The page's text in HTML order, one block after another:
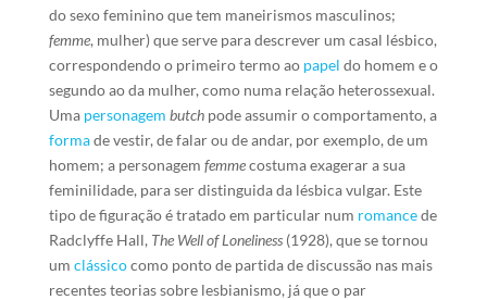
do sexo feminino que tem maneirismos masculinos;
femme, mulher) que serve para descrever um casal lésbico,
correspondendo o primeiro termo ao papel do homem e o
segundo ao da mulher, como numa relação heterossexual.
Uma personagem butchpode assumir o comportamento, a
formade vestir, de falar ou de andar, por exemplo, de um
homem; a personagem femmecostuma exagerar a sua
feminilidade, para ser distinguida da lésbica vulgar. Este
tipo de figuração é tratado em particular num romancede
Radclyffe Hall, The Well of Loneliness(1928), que se tornou
um clássicocomo ponto de partida de discussão nas mais
recentes teorias sobre lesbianismo, já que o par